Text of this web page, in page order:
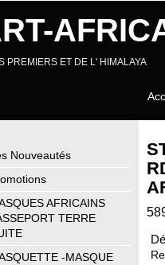
PREMIERS ET DE L' HIMALAYA
Nouveautés
AFRICAINS
TERRE
-MASQUE